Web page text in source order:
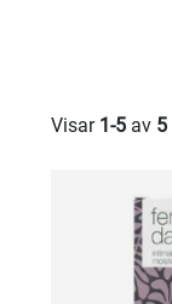
Visar 1-5 av 5